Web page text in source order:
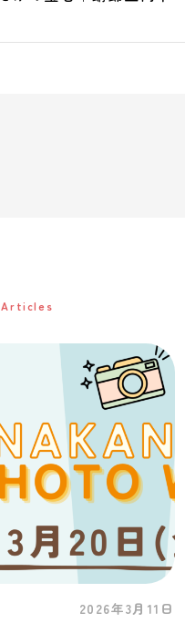
Articles
2026年3月11日